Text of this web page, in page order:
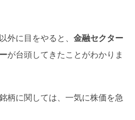
外に目をやると、 金融セクター
が台頭してきたことがわかりま
柄に関しては、一気に株価を急